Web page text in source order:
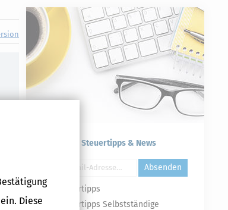
Diese
Kostenlose Steuertipps & News
Absenden
Steuertipps
Steuertipps Selbstständige